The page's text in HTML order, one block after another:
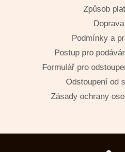
Způsob
Doprava
Podmínky a
Postup pro
Formulář pro
Odstoupení od
Zásady ochrany